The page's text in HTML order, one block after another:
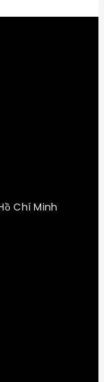
Chí Minh